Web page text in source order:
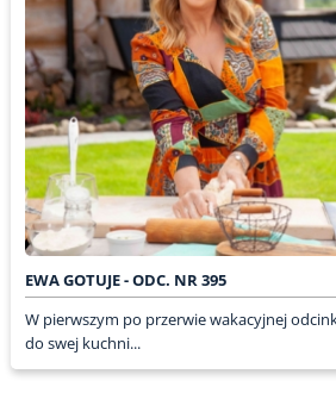
EWA GOTUJE - ODC. NR 395
W pierwszym po przerwie wakacyjnej
do swej kuchni...